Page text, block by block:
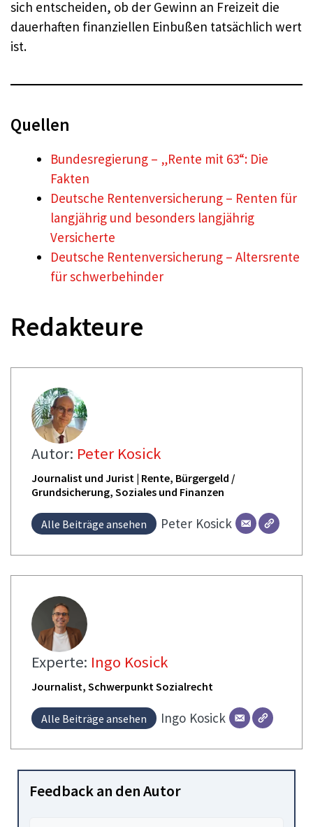
sich entscheiden, ob der Gewinn an Freizeit die
dauerhaften finanziellen Einbußen tatsächlich wert
ist.
Quellen
Bundesregierung – „Rente mit 63“: Die
Fakten
Deutsche Rentenversicherung – Renten für
langjährig und besonders langjährig
Versicherte
Deutsche Rentenversicherung – Altersrente
für schwerbehinder
Redakteure
Autor: Peter Kosick
Journalist und Jurist | Rente, Bürgergeld /
Grundsicherung, Soziales und Finanzen
Alle Beiträge ansehen Peter Kosick
Experte: Ingo Kosick
Journalist, Schwerpunkt Sozialrecht
Alle Beiträge ansehen Ingo Kosick
Feedback an den Autor